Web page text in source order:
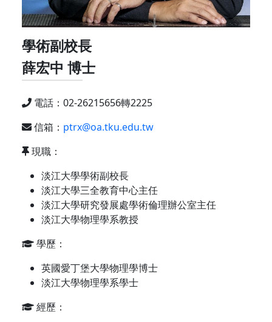
學術副校長
薛宏中 博士
電話：02-26215656轉2225
信箱： ptrx@oa.tku.edu.tw
現職：
淡江大學學術副校長
淡江大學三全教育中心主任
淡江大學研究發展處學術倫理辦公室主任
淡江大學物理學系教授
學歷：
英國愛丁堡大學物理學博士
淡江大學物理學系學士
經歷：